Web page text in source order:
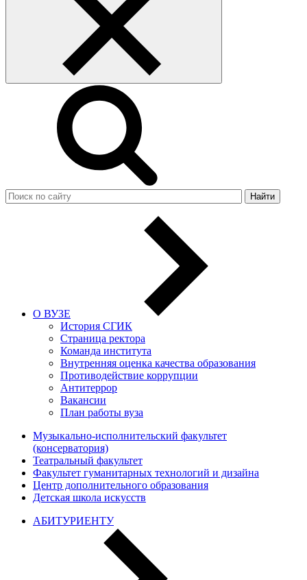
Найти
О ВУЗЕ
История СГИК
Страница ректора
Команда института
Внутренняя оценка качества образования
Противодействие коррупции
Антитеррор
Вакансии
План работы вуза
Музыкально-исполнительский факультет
(консерватория)
Театральный факультет
Факультет гуманитарных технологий и дизайна
Центр дополнительного образования
Детская школа искусств
АБИТУРИЕНТУ